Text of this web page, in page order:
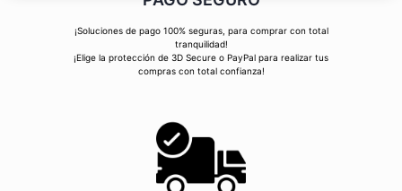
¡Soluciones de pago 100% seguras, para comprar con total
tranquilidad!
¡Elige la protección de 3D Secure o PayPal para realizar tus
compras con total confianza!